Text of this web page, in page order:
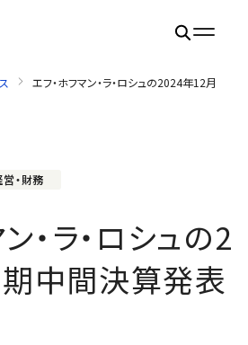
エフ・ホフマン・ラ・ロシュの2024年12月期中
営・財務
・ラ・ロシュの2
中間決算発表